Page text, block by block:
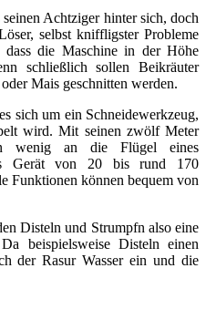
Achtziger hinter sich, doch
selbst kniffligster Probleme
dass die Maschine in der Höhe
schließlich sollen Beikräuter
Mais geschnitten werden.
sich um ein Schneidewerkzeug,
wird. Mit seinen zwölf Meter
wenig an die Flügel eines
Gerät von 20 bis rund 170
Funktionen können bequem von
Disteln und Strumpfn also eine
beispielsweise Disteln einen
der Rasur Wasser ein und die